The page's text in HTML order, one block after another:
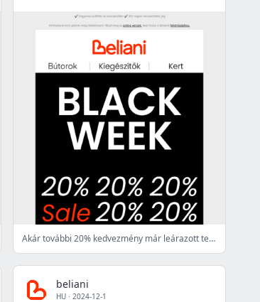
Akár további 20% kedvezmény már leárazott termékekre is 😱 A héten véget ér!
beliani
HU · 2024-12-1